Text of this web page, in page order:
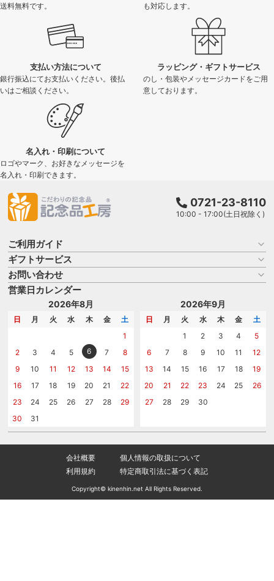
送料無料です。
も対応します。
支払い方法について
銀行振込にてお支払いください。後払
いはご相談ください。
ラッピング・ギフトサービス
のし・包装やメッセージカードをご用
意しております。
名入れ・印刷について
ロゴやマーク、お好きなメッセージを
名入れ・印刷できます。
0721-23-8110
10:00 - 17:00(土日祝除く)
ご利用ガイド
お買い物ガイド
よくある質問
はじめての記念品選び
記念品工房の使い方
ギフトサービス
名入れについて
のし
メッセージカード
お問い合わせ
商品選びを相談する
名入れについて相談する
カタログを請求する
営業日カレンダー
2026年8月
日 月 火 水 木 金
土
1
2
3 4 5 6 7
8
9
10 11 12 13 14
15
16
17 18 19 20 21
22
23
24 25 26 27 28
29
30
31
2026年9月
日 月 火 水 木 金
土
1
2 3 4
5
6
7 8 9 10 11
12
13
14 15 16 17 18
19
20
21 22 23 24 25
26
27
28 29 30
会社概要
個人情報の取扱について
利用規約
特定商取引法に基づく表記
Copyright© kinenhin.net All Rights Reserved.